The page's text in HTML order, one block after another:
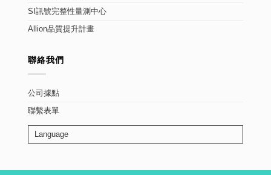
SI訊號完整性量測中心
Allion品質提升計畫
聯絡我們
公司據點
聯繫表單
Language